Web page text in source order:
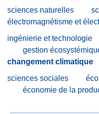
sciences naturelles
électromagnétisme et
ingénierie et technologie
gestion
changement climatique
sciences sociales
économie de la